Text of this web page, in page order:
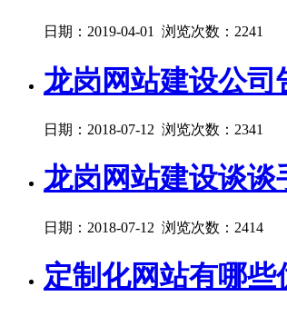
日期：2019-04-01 浏览次数：2241
龙岗网站建设公
日期：2018-07-12 浏览次数：2341
龙岗网站建设谈谈
日期：2018-07-12 浏览次数：2414
定制化网站有哪些